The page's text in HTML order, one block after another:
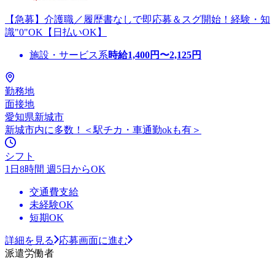
【急募】介護職／履歴書なしで即応募＆スグ開始！経験・知
識"0"OK【日払いOK】
施設・サービス系時給1,400円〜2,125円
勤務地
面接地
愛知県新城市
新城市内に多数！＜駅チカ・車通勤okも有＞
シフト
1日8時間 週5日からOK
交通費支給
未経験OK
短期OK
詳細を見る
応募画面に進む
派遣労働者